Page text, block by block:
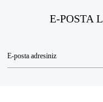
E-POSTA